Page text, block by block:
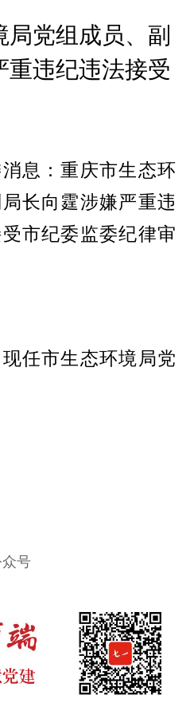
党组成员、副
重违纪违法接受
息：重庆市生态环
长向霆涉嫌严重违
市纪委监委纪律审
任市生态环境局党
号